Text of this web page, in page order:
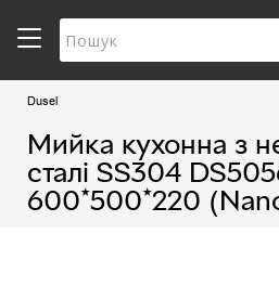
Dusel
Мийка кухонна з
сталі SS304
600*500*220